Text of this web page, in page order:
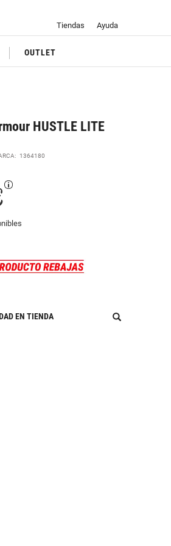
Tiendas Ayuda
OUTLET
HUSTLE LITE
1364180
EN TIENDA